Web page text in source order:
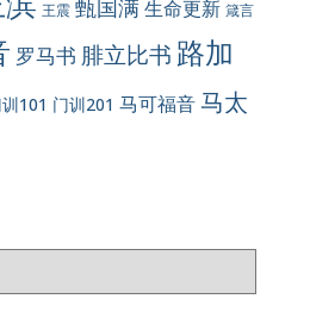
王震 甄国满生命更新 箴言
罗马书 腓立比书 路加
101 门训201 马可福音马太